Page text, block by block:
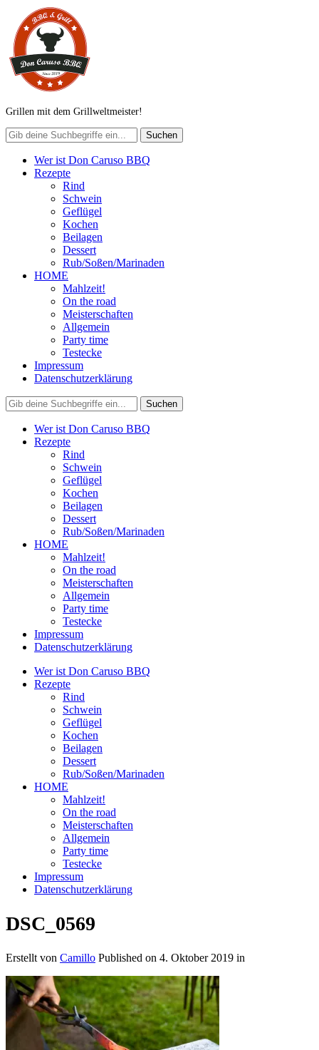
Grillen mit dem Grillweltmeister!
Wer ist Don Caruso BBQ
Rezepte
Rind
Schwein
Geflügel
Kochen
Beilagen
Dessert
Rub/Soßen/Marinaden
HOME
Mahlzeit!
On the road
Meisterschaften
Allgemein
Party time
Testecke
Impressum
Datenschutzerklärung
Wer ist Don Caruso BBQ
Rezepte
Rind
Schwein
Geflügel
Kochen
Beilagen
Dessert
Rub/Soßen/Marinaden
HOME
Mahlzeit!
On the road
Meisterschaften
Allgemein
Party time
Testecke
Impressum
Datenschutzerklärung
Wer ist Don Caruso BBQ
Rezepte
Rind
Schwein
Geflügel
Kochen
Beilagen
Dessert
Rub/Soßen/Marinaden
HOME
Mahlzeit!
On the road
Meisterschaften
Allgemein
Party time
Testecke
Impressum
Datenschutzerklärung
DSC_0569
Erstellt von Camillo Published on 4. Oktober 2019 in